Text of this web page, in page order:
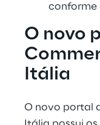
conforme
O novo
Itália
O novo portal